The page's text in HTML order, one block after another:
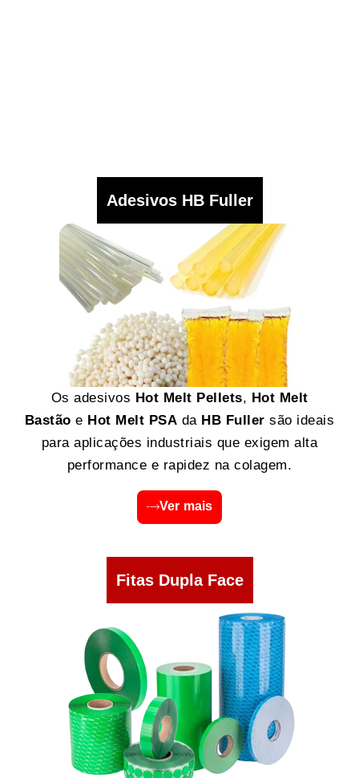
Adesivos HB Fuller
Os adesivos Hot Melt Pellets, Hot Melt
Bastão e Hot Melt PSA da HB Fuller são ideais
para aplicações industriais que exigem alta
performance e rapidez na colagem.
Ver mais
Fitas Dupla Face